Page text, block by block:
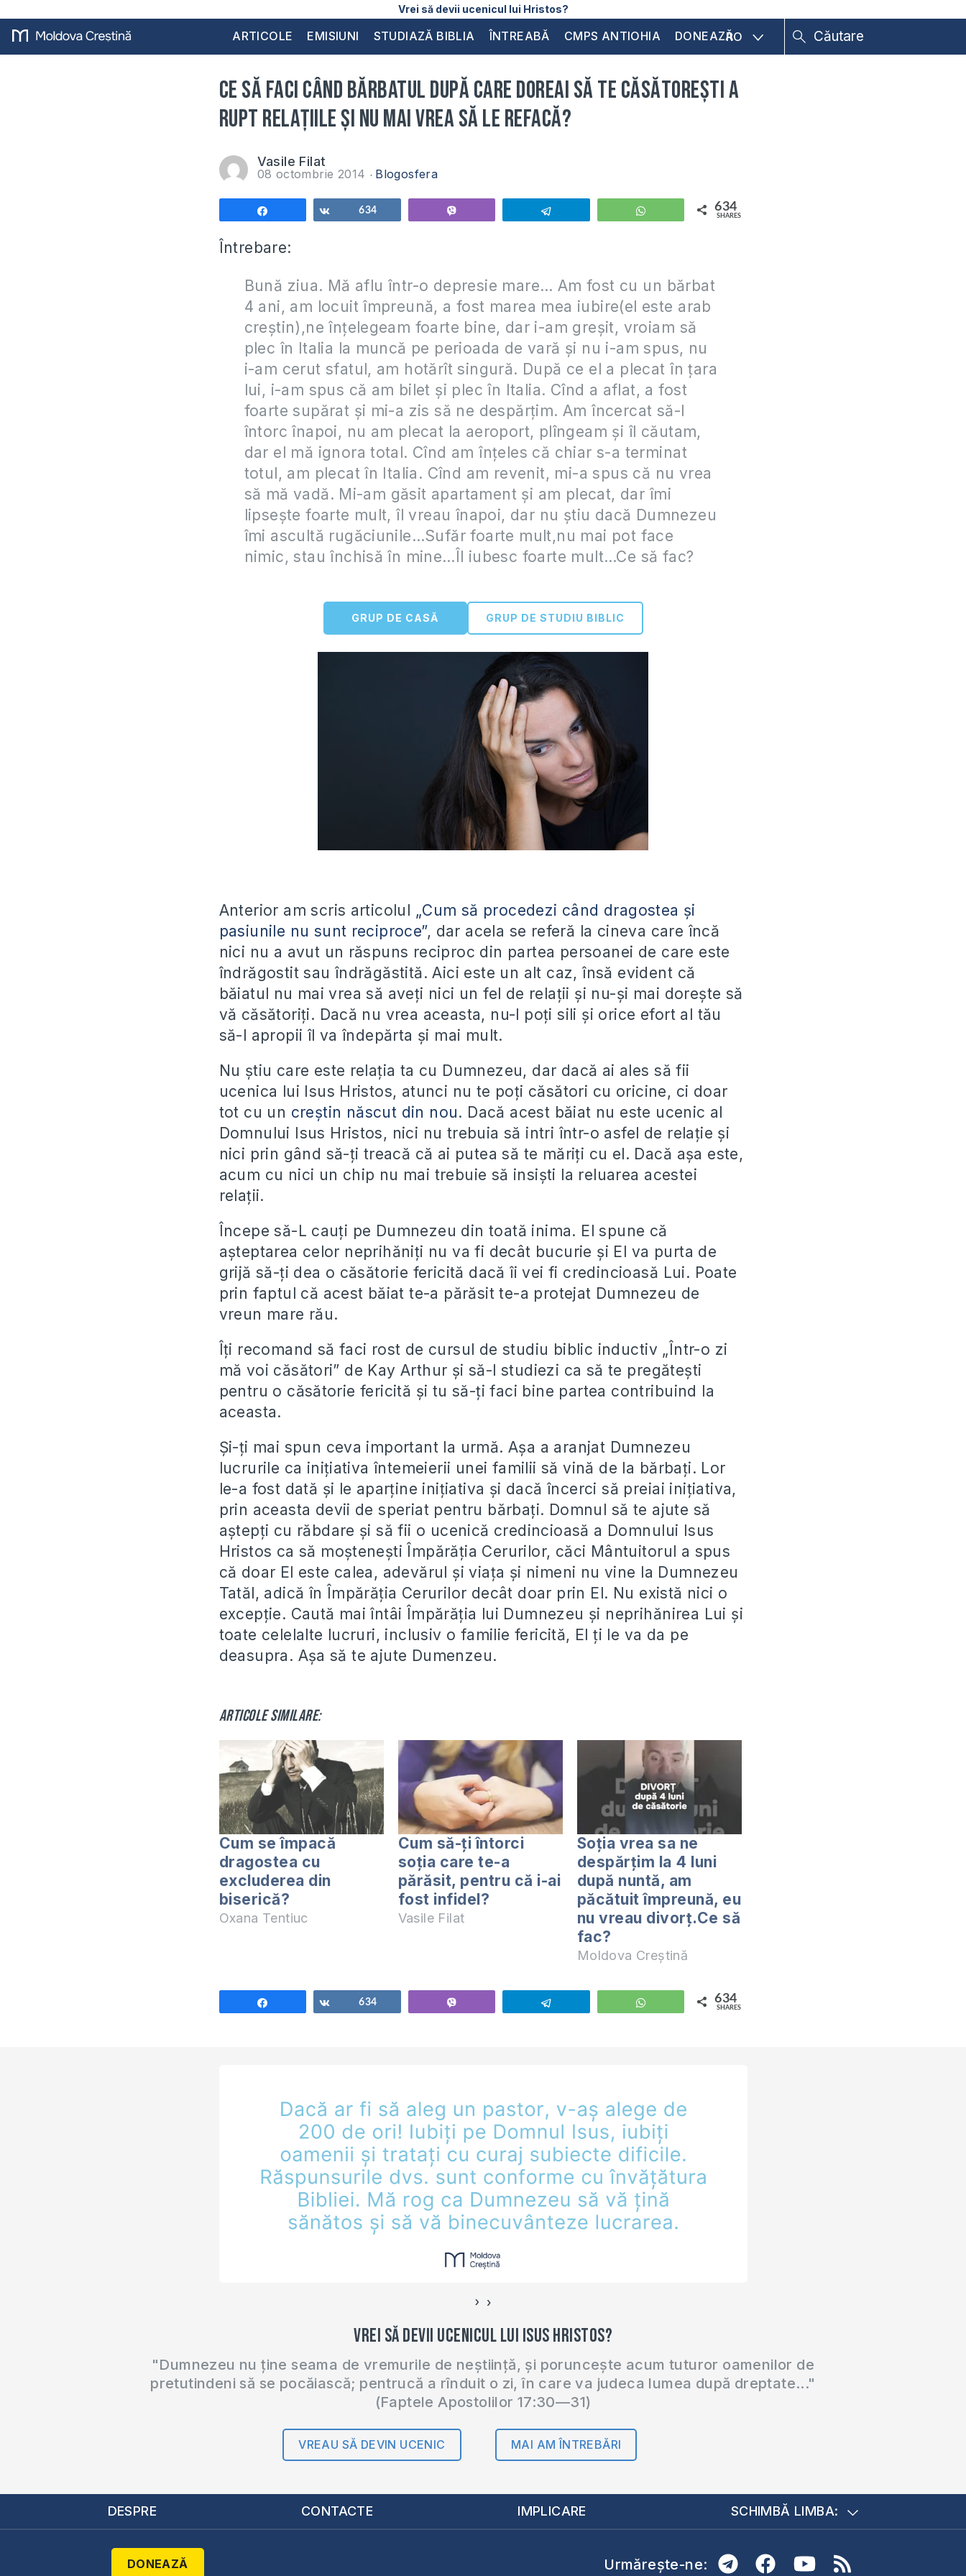
Vrei să devii ucenicul lui Hristos?
ARTICOLE EMISIUNI STUDIAZĂ BIBLIA ÎNTREABĂ CMPS ANTIOHIA DONEAZĂRO
Ce să faci când bărbatul după care doreai să te căsătorești a
rupt relațiile și nu mai vrea să le refacă?
Vasile Filat
08 octombrie 2014 Blogosfera
Share634 WhatsApp 634
SHARES
Întrebare:
Bună ziua. Mă aflu într-o depresie mare… Am fost cu un bărbat
4 ani, am locuit împreună, a fost marea mea iubire(el este arab
creștin),ne înțelegeam foarte bine, dar i-am greșit, vroiam să
plec în Italia la muncă pe perioada de vară și nu i-am spus, nu
i-am cerut sfatul, am hotărît singură. După ce el a plecat în țara
lui, i-am spus că am bilet și plec în Italia. Cînd a aflat, a fost
foarte supărat și mi-a zis să ne despărțim. Am încercat să-l
întorc înapoi, nu am plecat la aeroport, plîngeam și îl căutam,
dar el mă ignora total. Cînd am înțeles că chiar s-a terminat
totul, am plecat în Italia. Cînd am revenit, mi-a spus că nu vrea
să mă vadă. Mi-am găsit apartament și am plecat, dar îmi
lipsește foarte mult, îl vreau înapoi, dar nu știu dacă Dumnezeu
îmi ascultă rugăciunile…Sufăr foarte mult,nu mai pot face
nimic, stau închisă în mine…Îl iubesc foarte mult…Ce să fac?
GRUP DE CASĂ GRUP DE STUDIU BIBLIC
Anterior am scris articolul „Cum să procedezi când dragostea și
pasiunile nu sunt reciproce”, dar acela se referă la cineva care încă
nici nu a avut un răspuns reciproc din partea persoanei de care este
îndrăgostit sau îndrăgăstită. Aici este un alt caz, însă evident că
băiatul nu mai vrea să aveți nici un fel de relații și nu-și mai dorește să
vă căsătoriți. Dacă nu vrea aceasta, nu-l poți sili și orice efort al tău
să-l apropii îl va îndepărta și mai mult.
Nu știu care este relația ta cu Dumnezeu, dar dacă ai ales să fii
ucenica lui Isus Hristos, atunci nu te poți căsători cu oricine, ci doar
tot cu un creștin născut din nou. Dacă acest băiat nu este ucenic al
Domnului Isus Hristos, nici nu trebuia să intri într-o asfel de relație și
nici prin gând să-ți treacă că ai putea să te măriți cu el. Dacă așa este,
acum cu nici un chip nu mai trebuie să insiști la reluarea acestei
relații.
Începe să-L cauți pe Dumnezeu din toată inima. El spune că
așteptarea celor neprihăniți nu va fi decât bucurie și El va purta de
grijă să-ți dea o căsătorie fericită dacă îi vei fi credincioasă Lui. Poate
prin faptul că acest băiat te-a părăsit te-a protejat Dumnezeu de
vreun mare rău.
Îți recomand să faci rost de cursul de studiu biblic inductiv „Într-o zi
mă voi căsători” de Kay Arthur și să-l studiezi ca să te pregătești
pentru o căsătorie fericită și tu să-ți faci bine partea contribuind la
aceasta.
Și-ți mai spun ceva important la urmă. Așa a aranjat Dumnezeu
lucrurile ca inițiativa întemeierii unei familii să vină de la bărbați. Lor
le-a fost dată și le aparține inițiativa și dacă încerci să preiai inițiativa,
prin aceasta devii de speriat pentru bărbați. Domnul să te ajute să
aștepți cu răbdare și să fii o ucenică credincioasă a Domnului Isus
Hristos ca să moștenești Împărăția Cerurilor, căci Mântuitorul a spus
că doar El este calea, adevărul și viața și nimeni nu vine la Dumnezeu
Tatăl, adică în Împărăția Cerurilor decât doar prin El. Nu există nici o
excepție. Caută mai întâi Împărăția lui Dumnezeu și neprihănirea Lui și
toate celelalte lucruri, inclusiv o familie fericită, El ți le va da pe
deasupra. Așa să te ajute Dumenzeu.
Articole similare:
Cum se împacă
dragostea cu
excluderea din
biserică?
Oxana Tentiuc
Cum să-ți întorci
soția care te-a
părăsit, pentru că i-ai
fost infidel?
Vasile Filat
Soția vrea sa ne
despărțim la 4 luni
după nuntă, am
păcătuit împreună, eu
nu vreau divorț.Ce să
fac?
Moldova Creștină
Share634 WhatsApp 634
SHARES
‹ ›
Vrei să devii ucenicul lui Isus Hristos?
"Dumnezeu nu ține seama de vremurile de neștiință, și poruncește acum tuturor oamenilor de
pretutindeni să se pocăiască; pentrucă a rînduit o zi, în care va judeca lumea după dreptate..."
(Faptele Apostolilor 17:30—31)
VREAU SĂ DEVIN UCENIC MAI AM ÎNTREBĂRI
DESPRE CONTACTE IMPLICARE SCHIMBĂ LIMBA:
DONEAZĂ Urmărește-ne: